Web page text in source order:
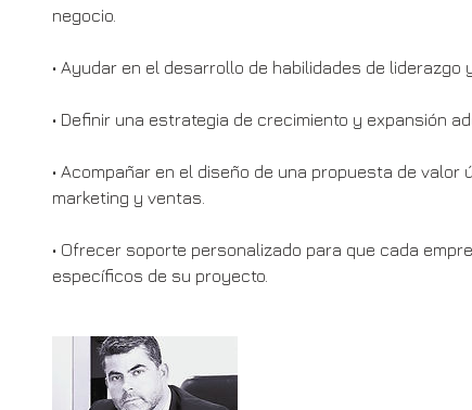
negocio.
• Ayudar en el desarrollo de habilidades de liderazgo
• Definir una estrategia de crecimiento y expansión
• Acompañar en el diseño de una propuesta de
marketing y ventas.
• Ofrecer soporte personalizado para que cada